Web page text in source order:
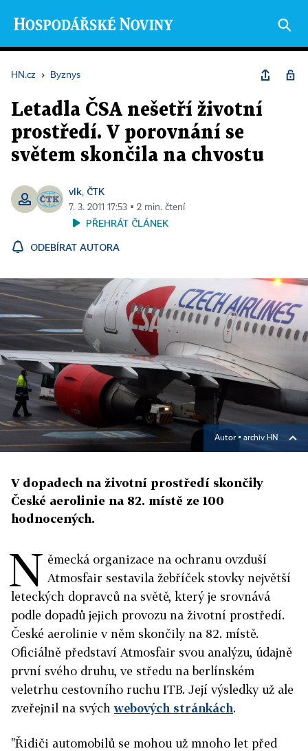
HN.cz › Byznys
Letadla ČSA nešetří životní
prostředí. V porovnání se
světem skončila na chvostu
vlk, ČTK
7. 3. 2011 17:53 ▪ 2 min. čtení
PŘEHRÁT ČLÁNEK
ODEBÍRAT AUTORA
Autor ▪ archiv HN
V dopadech na životní prostředí skončily
České aerolinie na 82. místě ze 100
hodnocených.
N ěmecká organizace na ochranu ovzduší
Atmosfair sestavila žebříček stovky největší
leteckých dopravců na světě, který je srovnává
podle dopadů jejich provozu na životní prostředí.
České aerolinie v něm skončily na 82. místě.
Oficiálně představí Atmosfair svou analýzu, údajně
první svého druhu, ve středu na berlínském
veletrhu cestovního ruchu ITB. Její výsledky už ale
zveřejnil na svýchwebových stránkách.
"Řidiči automobilů se mohou už mnoho let před